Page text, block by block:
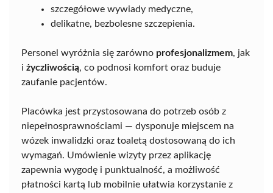
szczegółowe wywiady medyczne,
delikatne, bezbolesne szczepienia.
Personel wyróżnia się zarówno profesjonalizmem, jak
i życzliwością, co podnosi komfort oraz buduje
zaufanie pacjentów.
Placówka jest przystosowana do potrzeb osób z
niepełnosprawnościami — dysponuje miejscem na
wózek inwalidzki oraz toaletą dostosowaną do ich
wymagań. Umówienie wizyty przez aplikację
zapewnia wygodę i punktualność, a możliwość
płatności kartą lub mobilnie ułatwia korzystanie z